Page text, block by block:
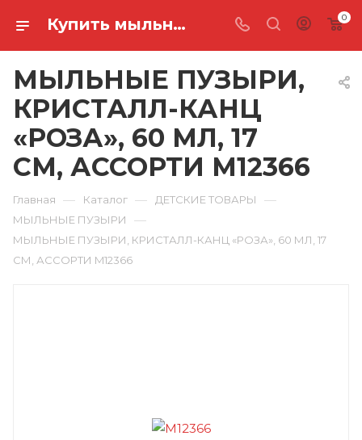
Купить мыльные пузыри, кристалл-канц «роза», 60 мл, 17 см, ассорти M12366 в Ростове-на-Дону 0
МЫЛЬНЫЕ ПУЗЫРИ,
КРИСТАЛЛ-КАНЦ
«РОЗА», 60 МЛ, 17
СМ, АССОРТИ M12366
Главная — Каталог — ДЕТСКИЕ ТОВАРЫ —
МЫЛЬНЫЕ ПУЗЫРИ —
МЫЛЬНЫЕ ПУЗЫРИ, КРИСТАЛЛ-КАНЦ «РОЗА», 60 МЛ, 17
СМ, АССОРТИ M12366